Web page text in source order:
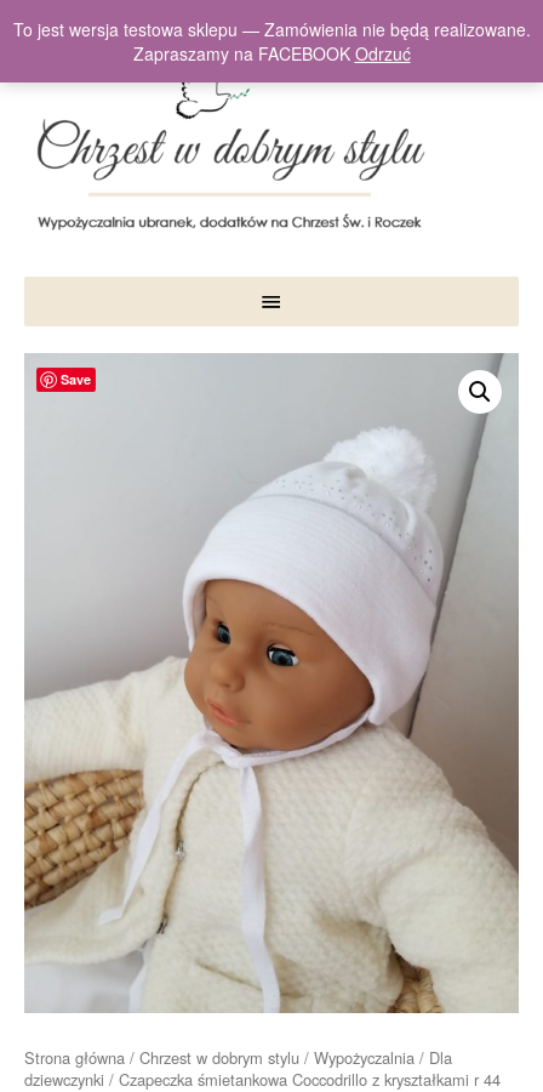
Save
Strona główna / Chrzest w dobrym stylu / Wypożyczalnia / Dla
dziewczynki / Czapeczka śmietankowa Coccodrillo z kryształkami r 44
To jest wersja testowa sklepu — Zamówienia nie będą realizowane.
Zapraszamy na FACEBOOK Odrzuć